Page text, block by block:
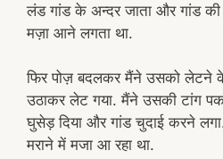
लंड गांड के अन्दर जाता और गांड की
मज़ा आने लगता था.
फिर पोज़ बदलकर मैंने उसको लेटने के
उठाकर लेट गया. मैंने उसकी टांग
घुसेड़ दिया और गांड चुदाई करने
मराने में मजा आ रहा था.